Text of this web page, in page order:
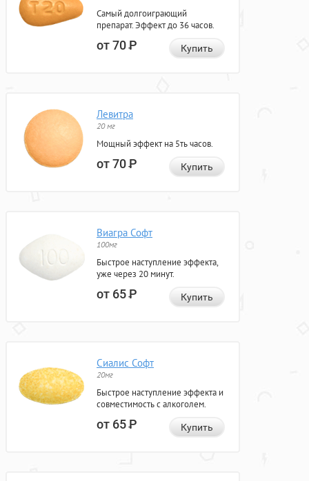
Самый долгоиграющий
препарат. Эффект до 36 часов.
от 70Р Купить
Левитра
20 мг
Мощный эффект на 5ть часов.
от 70Р Купить
Виагра Софт
100мг
Быстрое наступление эффекта,
уже через 20 минут.
от 65Р Купить
Сиалис Софт
20мг
Быстрое наступление эффекта и
совместимость с алкоголем.
от 65Р Купить